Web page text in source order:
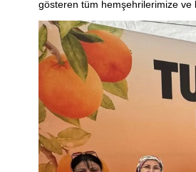
gösteren tüm hemşehrilerimize ve